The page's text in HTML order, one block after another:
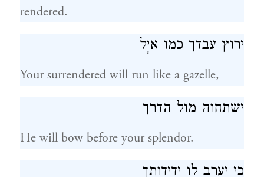
rendered.
ירוץ עבדך כמו איָל
Your surrendered will run like a gazelle,
ישתחוה מול הדרך
He will bow before your splendor.
כי יערב לו ידידותך